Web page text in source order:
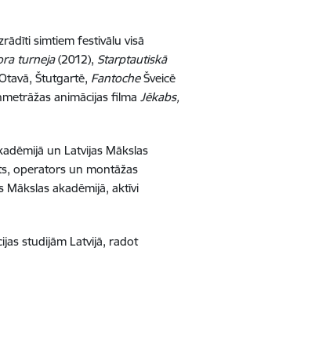
simtiem festivālu visā
turneja(2012), Starptautiskā
Štutgartē, FantocheŠveicē
animācijas filma Jēkabs,
un Latvijas Mākslas
operators un montāžas
akadēmijā, aktīvi
studijām Latvijā, radot